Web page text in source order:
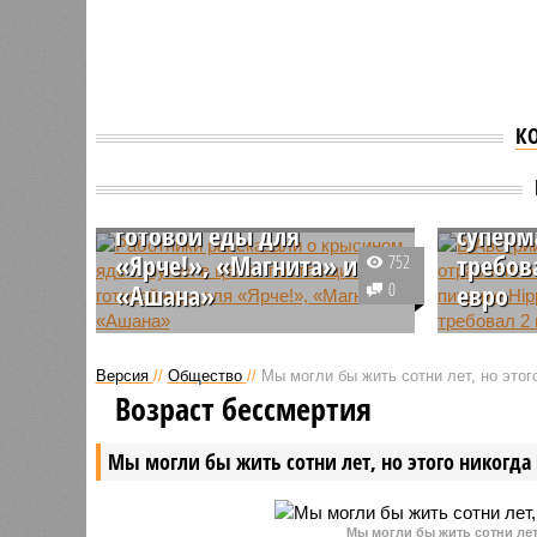
Работники рассказали о
цехах поставщика
готовой еды для
«Ярче!», «Магнита» и
«Ашана»
Бывшие сотрудники крупного
о вопиющей антисанитарии,
которая царит на предприятии,
снабжающем готовой едой
федеральные торговые сети.
752
0
евро
В
против
детского
Версия // Общество // Мы могли бы жить сотни лет, но
Мы могли бы жить сотни лет, но этого никогда
Возраст бессмертия
Мы могли бы жить сотни